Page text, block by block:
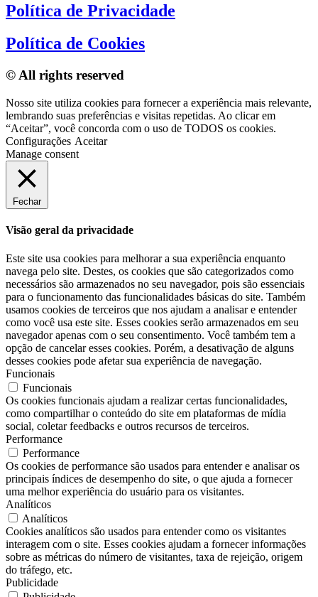
Política de Privacidade
Política de Cookies
© All rights reserved
Nosso site utiliza cookies para fornecer a experiência mais relevante,
lembrando suas preferências e visitas repetidas. Ao clicar em
“Aceitar”, você concorda com o uso de TODOS os cookies.
Configurações Aceitar
Manage consent
Fechar
Visão geral da privacidade
Este site usa cookies para melhorar a sua experiência enquanto
navega pelo site. Destes, os cookies que são categorizados como
necessários são armazenados no seu navegador, pois são essenciais
para o funcionamento das funcionalidades básicas do site. Também
usamos cookies de terceiros que nos ajudam a analisar e entender
como você usa este site. Esses cookies serão armazenados em seu
navegador apenas com o seu consentimento. Você também tem a
opção de cancelar esses cookies. Porém, a desativação de alguns
desses cookies pode afetar sua experiência de navegação.
Funcionais
Funcionais
Os cookies funcionais ajudam a realizar certas funcionalidades,
como compartilhar o conteúdo do site em plataformas de mídia
social, coletar feedbacks e outros recursos de terceiros.
Performance
Performance
Os cookies de performance são usados ​​para entender e analisar os
principais índices de desempenho do site, o que ajuda a fornecer
uma melhor experiência do usuário para os visitantes.
Analíticos
Analíticos
Cookies analíticos são usados ​​para entender como os visitantes
interagem com o site. Esses cookies ajudam a fornecer informações
sobre as métricas do número de visitantes, taxa de rejeição, origem
do tráfego, etc.
Publicidade